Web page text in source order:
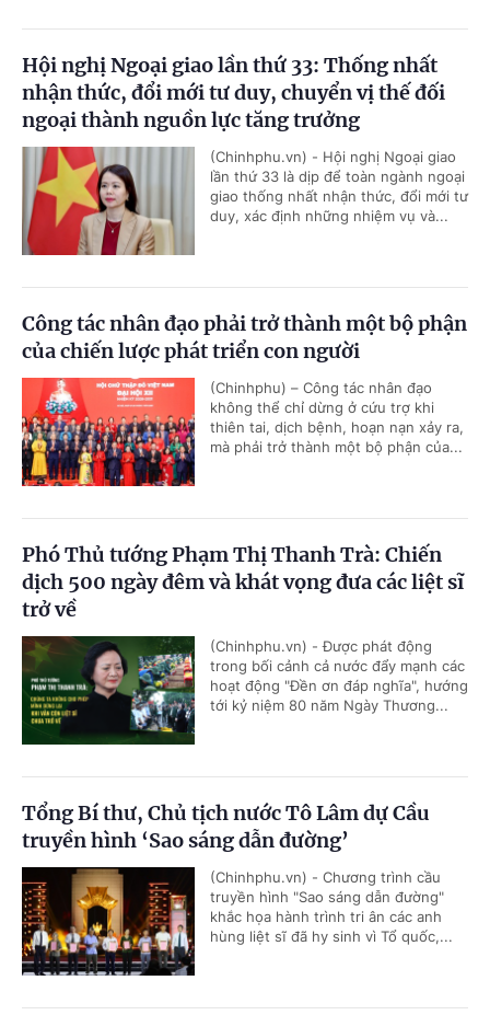
Hội nghị Ngoại giao lần thứ 33: Thống nhất
nhận thức, đổi mới tư duy, chuyển vị thế đối
ngoại thành nguồn lực tăng trưởng
(Chinhphu.vn) - Hội nghị Ngoại giao
lần thứ 33 là dịp để toàn ngành ngoại
giao thống nhất nhận thức, đổi mới tư
duy, xác định những nhiệm vụ và...
Công tác nhân đạo phải trở thành một bộ phận
của chiến lược phát triển con người
(Chinhphu) – Công tác nhân đạo
không thể chỉ dừng ở cứu trợ khi
thiên tai, dịch bệnh, hoạn nạn xảy ra,
mà phải trở thành một bộ phận của...
Phó Thủ tướng Phạm Thị Thanh Trà: Chiến
dịch 500 ngày đêm và khát vọng đưa các liệt sĩ
trở về
(Chinhphu.vn) - Được phát động
trong bối cảnh cả nước đẩy mạnh các
hoạt động "Đền ơn đáp nghĩa", hướng
tới kỷ niệm 80 năm Ngày Thương...
Tổng Bí thư, Chủ tịch nước Tô Lâm dự Cầu
truyền hình ‘Sao sáng dẫn đường’
(Chinhphu.vn) - Chương trình cầu
truyền hình "Sao sáng dẫn đường"
khắc họa hành trình tri ân các anh
hùng liệt sĩ đã hy sinh vì Tổ quốc,...